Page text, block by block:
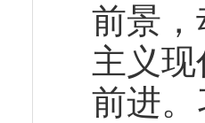
前景
主义
前进